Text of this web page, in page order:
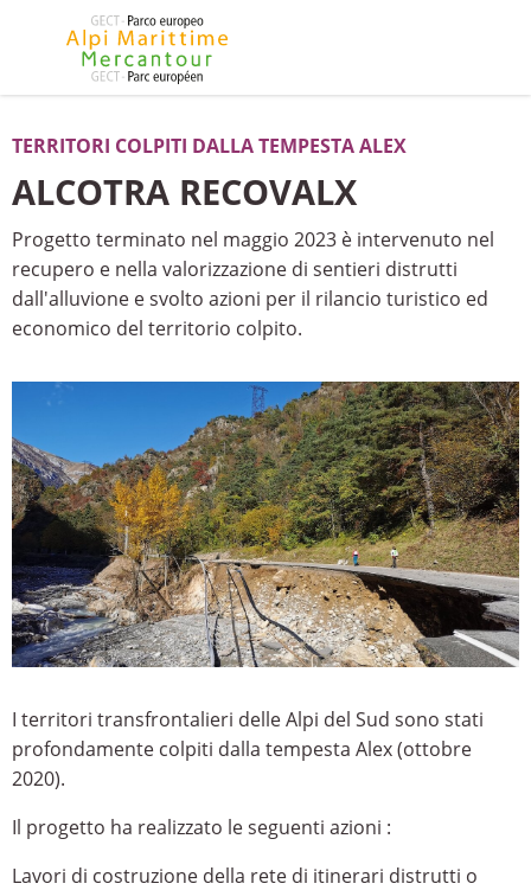
TERRITORI COLPITI DALLA TEMPESTA ALEX
ALCOTRA RECOVALX
Progetto terminato nel maggio 2023 è intervenuto nel
recupero e nella valorizzazione di sentieri distrutti
dall'alluvione e svolto azioni per il rilancio turistico ed
economico del territorio colpito.
I territori transfrontalieri delle Alpi del Sud sono stati
profondamente colpiti dalla tempesta Alex (ottobre
2020).
Il progetto ha realizzato le seguenti azioni :
Lavori di costruzione della rete di itinerari distrutti o